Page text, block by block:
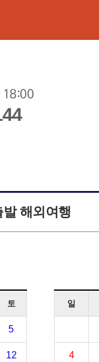
18:00
발 해외여행
토
5
12
일
4